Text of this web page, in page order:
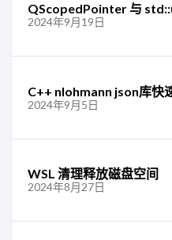
QScopedPointer 与
2024年9月19日
C++ nlohmann json库快
2024年9月5日
WSL 清理释放磁盘空间
2024年8月27日